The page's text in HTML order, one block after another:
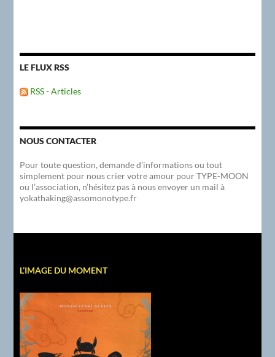
LE FLUX RSS
RSS - Articles
NOUS CONTACTER
Pour toute question, demande d’informations ou tout
simplement pour nous crier votre amour pour TYPE-MOON
ou l’association, n’hésitez pas à nous envoyer un mail à
yokathaking@assomonotype.fr
L’IMAGE DU MOMENT